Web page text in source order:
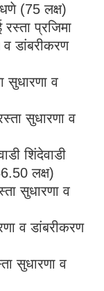
(75 लक्ष)
प्रजिमा
डांबरीकरण
सुधारणा व
सुधारणा व
शिंदेवाडी
लक्ष)
सुधारणा व
व डांबरीकरण
सुधारणा व